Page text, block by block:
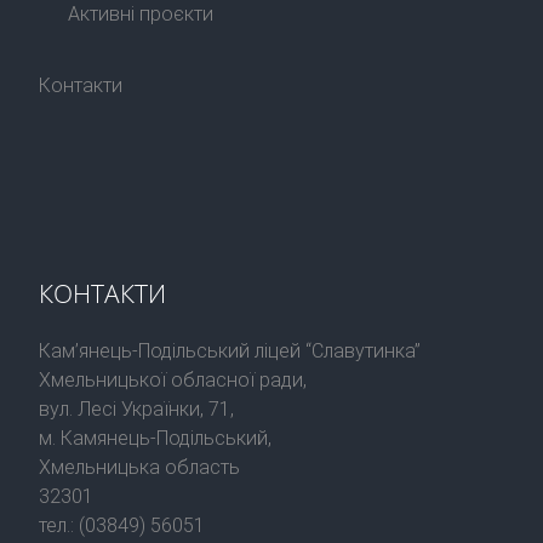
Активні проєкти
Контакти
КОНТАКТИ
Кам’янець-Подільський ліцей “Славутинка”
Хмельницької обласної ради,
вул. Лесі Українки, 71,
м. Камянець-Подільський,
Хмельницька область
32301
тел.: (03849) 56051